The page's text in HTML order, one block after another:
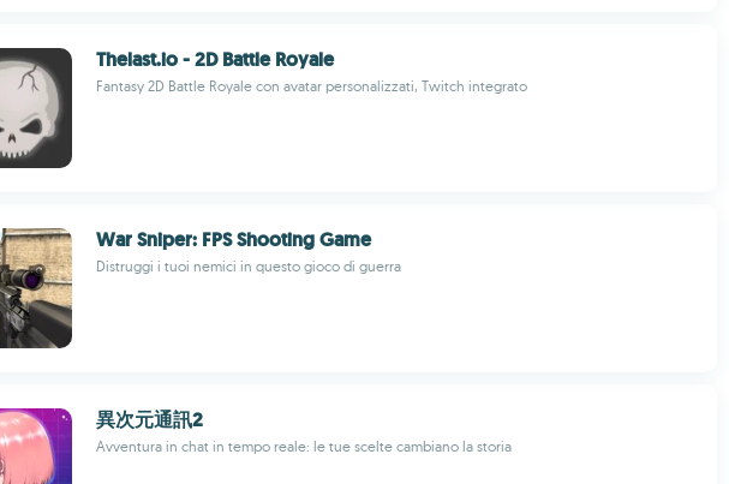
Thelast.io - 2D Battle Royale
Fantasy 2D Battle Royale con avatar personalizzati, Twitch integrato
War Sniper: FPS Shooting Game
Distruggi i tuoi nemici in questo gioco di guerra
異次元通訊2
Avventura in chat in tempo reale: le tue scelte cambiano la storia